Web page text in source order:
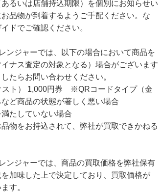
るいは店舗持込期限）を個別にお知らせい
品物が到着するようご手配ください。な
ドでご確認ください。
ジャーでは、以下の場合において商品を
ナス査定の対象となる）場合がございます
たらお問い合わせください。
ト） 1,000円券 ※QRコードタイプ（金
ど商品の状態が著しく悪い場合
たしていない場合
物をお持込されて、弊社が買取できかねる
ジャーでは、商品の買取価格を弊社保有
加味した上で決定しており、買取価格が
す。